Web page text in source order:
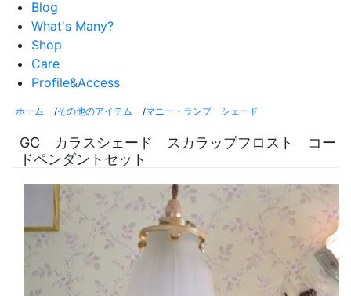
Blog
What's Many?
Shop
Care
Profile&Access
ホーム /その他のアイテム /マニー・ランプ シェード
GC カラスシェード スカラップフロスト コー
ドペンダントセット